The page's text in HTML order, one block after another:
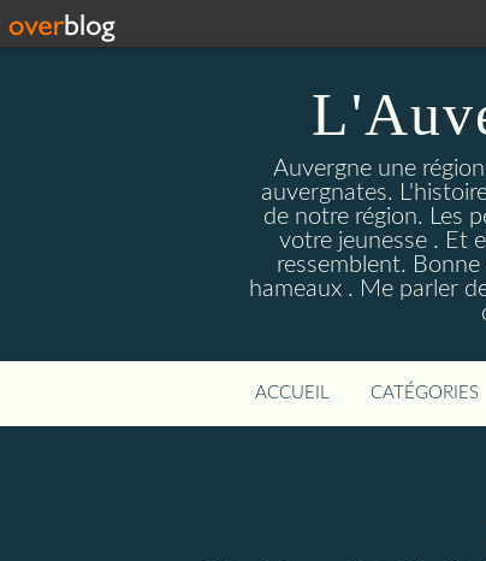
Auvergne une
auvergnates.
de notre région. Les
votre jeunesse . Et
ressemblent.
hameaux . Me parler
ACCUEIL CATÉGORIES